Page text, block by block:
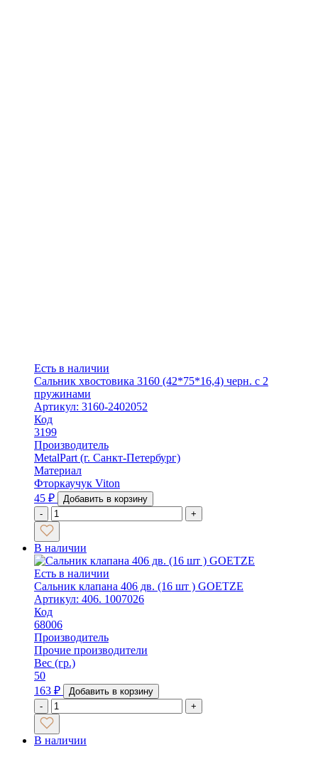
Есть в наличии
Сальник хвостовика 3160 (42*75*16,4) черн. с 2
пружинами
Артикул: 3160-2402052
Код
3199
Производитель
MetalPart (г. Санкт-Петербург)
Материал
Фторкаучук Viton
45 ₽
Добавить в корзину
-
+
В наличии
Есть в наличии
Сальник клапана 406 дв. (16 шт ) GOETZE
Артикул: 406. 1007026
Код
68006
Производитель
Прочие производители
Вес (гр.)
50
163 ₽
Добавить в корзину
-
+
В наличии